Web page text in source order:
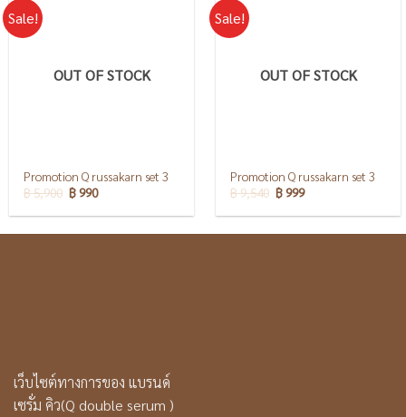
Sale!
OUT OF STOCK
Promotion Q russakarn set 3
฿5,900 ฿990
Sale!
OUT OF STOCK
Promotion Q russakarn set 3
฿9,540 ฿999
เว็บไซต์ทางการของ แบรนด์
เซรั่ม คิว(Q double serum )